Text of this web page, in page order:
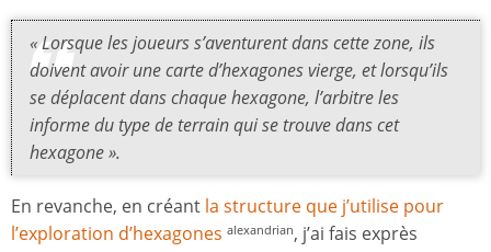
« Lorsque les joueurs s’aventurent dans cette zone, ils
doivent avoir une carte d’hexagones vierge, et lorsqu’ils
se déplacent dans chaque hexagone, l’arbitre les
informe du type de terrain qui se trouve dans cet
hexagone ».
En revanche, en créant la structure que j’utilise pour
l’exploration d’hexagones alexandrian, j’ai fais exprès